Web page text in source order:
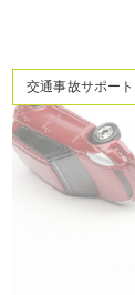
交通事故サポー